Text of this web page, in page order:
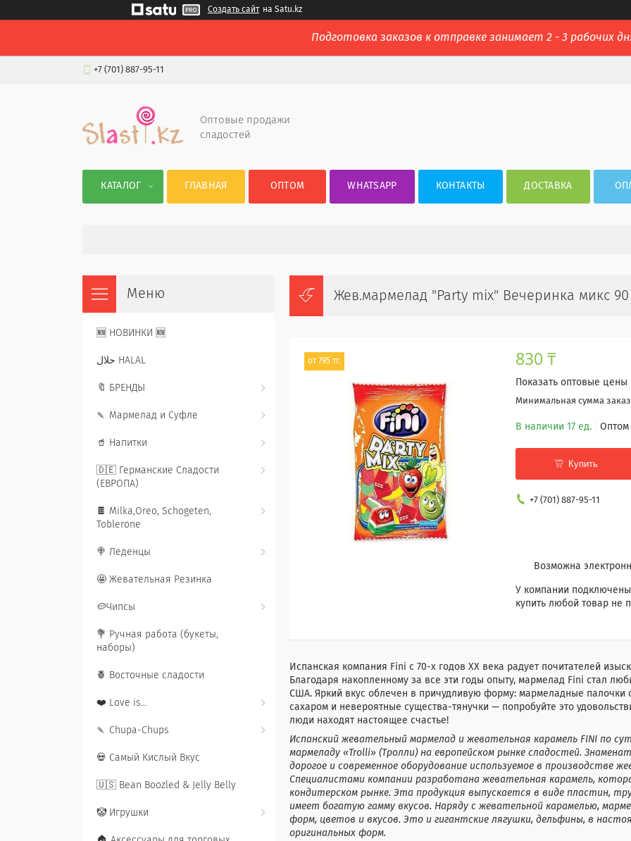
Создать сайт на Satu.kz
Подготовка заказов к отправке занимает 2 - 3 рабочих
+7 (701) 887-95-11
Оптовые продажи
сладостей
КАТАЛОГ ГЛАВНАЯ ОПТОМ WHATSAPP КОНТАКТЫ ДОСТАВКА
Жев.мармелад "Party mix" Вечеринка микс
от 795 тг. 830 ₸
Показать оптовые цены
Минимальная сумма
В наличии 17 ед. Оптом
Купить
+7 (701) 887-95-11
У компании
купить любой товар не
Испанская компания Fini с 70-х годов XX века радует почитателей
Благодаря накопленному за все эти годы опыту, мармелад Fini стал
США. Яркий вкус облечен в причудливую форму: мармеладные
сахаром и невероятные существа-тянучки — попробуйте это
люди находят настоящее счастье!
Испанский жевательный мармелад и жевательная карамель FINI по
мармеладу «Trolli» (Тролли) на европейском рынке сладостей.
дорогое и современное оборудование используемое в производстве
Специалистами компании разработана жевательная карамель,
кондитерском рынке. Эта продукция выпускается в виде пластин,
имеет богатую гамму вкусов. Наряду с жевательной карамелью,
форм, цветов и вкусов. Это и гигантские лягушки, дельфины, в
оригинальных форм.
🆕 НОВИНКИ 🆕
حلال HALAL
🔖 БРЕНДЫ
🍡 Мармелад и Суфле
🥤 Напитки
🇩🇪 Германские Сладости
(ЕВРОПА)
🍫 Milka,Oreo, Schogeten,
Toblerone
🍭 Леденцы
🤩 Жевательная Резинка
🥔Чипсы
💐 Ручная работа (букеты,
наборы)
🍍 Восточные сладости
❤️ Love is...
🍡 Chupa-Chups
💀 Самый Кислый Вкус
🇺🇸 Bean Boozled & Jelly Belly
🤡 Игрушки